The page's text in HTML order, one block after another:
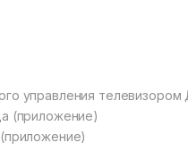
управления телевизором
(приложение)